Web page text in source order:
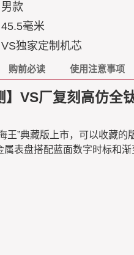
男款
45.5毫米
VS独家定制机芯
购前必读 使用注意事项
】VS厂复刻高仿
王”典藏版上市，可以收藏
属表盘搭配蓝面数字时标和